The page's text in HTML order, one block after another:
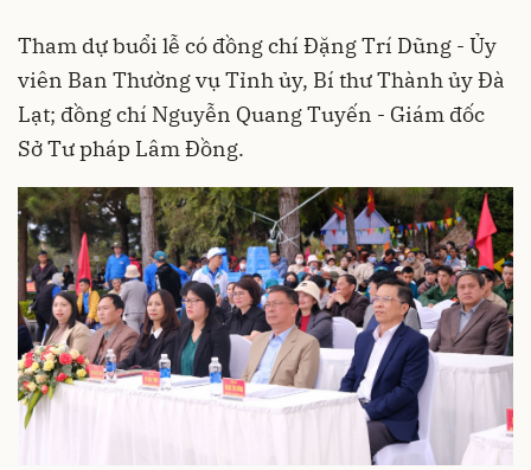
Tham dự buổi lễ có đồng chí Đặng Trí Dũng - Ủy
viên Ban Thường vụ Tỉnh ủy, Bí thư Thành ủy Đà
Lạt; đồng chí Nguyễn Quang Tuyến - Giám đốc
Sở Tư pháp Lâm Đồng.